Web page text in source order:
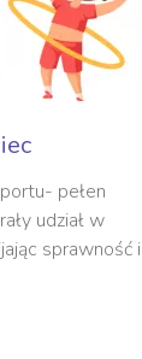
pełen
udział w
sprawność i